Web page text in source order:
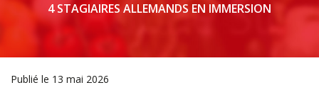
4 STAGIAIRES ALLEMANDS EN IMMERSION
Publié le 13 mai 2026